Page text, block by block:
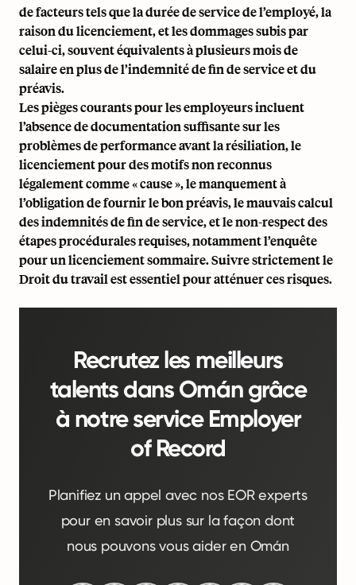
de facteurs tels que la durée de service de l’employé, la
raison du licenciement, et les dommages subis par
celui-ci, souvent équivalents à plusieurs mois de
salaire en plus de l’indemnité de fin de service et du
préavis.
Les pièges courants pour les employeurs incluent
l’absence de documentation suffisante sur les
problèmes de performance avant la résiliation, le
licenciement pour des motifs non reconnus
légalement comme « cause », le manquement à
l’obligation de fournir le bon préavis, le mauvais calcul
des indemnités de fin de service, et le non-respect des
étapes procédurales requises, notamment l’enquête
pour un licenciement sommaire. Suivre strictement le
Droit du travail est essentiel pour atténuer ces risques.
Recrutez les meilleurs
talents dans Omán grâce
à notre service Employer
of Record
Planifiez un appel avec nos EOR experts
pour en savoir plus sur la façon dont
nous pouvons vous aider en Omán